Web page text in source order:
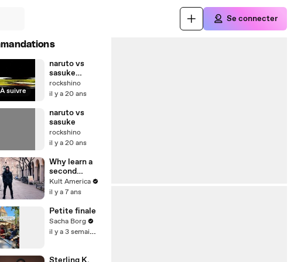
Se connecter
À suivre
naruto vs
sasuke
améliorée
rockshino
il y a 20 ans
naruto vs
sasuke
rockshino
il y a 20 ans
Why learn a
second
language?
[Kult
Kult America
il y a 7 ans
Petite finale
Sacha Borg
il y a 3 semaines